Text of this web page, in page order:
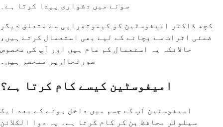
سونے میں دشواری پیدا کرتا ہے۔
کچھ ڈاکٹر امیفوسٹین کو کیموتھراپی سے متعلق دیگر
ضمنی اثرات سے بچانے کے لیے بھی استعمال کرتے ہیں،
حالانکہ یہ استعمال کم عام ہیں اور آپ کی مخصوص
صورتحال پر منحصر ہیں۔
امیفوسٹین کیسے کام کرتا ہے؟
امیفوسٹین آپ کے جسم میں داخل ہونے کے بعد ایک
سیلولر محافظ بن کر کام کرتا ہے۔ یہ دوا الکلائن